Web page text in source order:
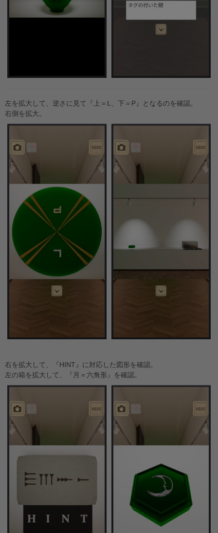
左を拡大して、逆さに見て『上＝L、下＝P』となるのを確認。
右側を拡大。
右を拡大して、『HINT』に対応した図形を確認。
左の箱を拡大して、『月＝六角形』を確認。